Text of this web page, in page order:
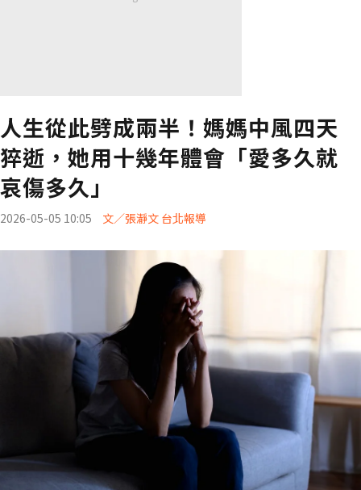
人生從此劈成兩半！媽媽中風四天
猝逝，她用十幾年體會「愛多久就
哀傷多久」
2026-05-05 10:05 文／張瀞文 台北報導